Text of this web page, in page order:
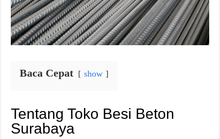
Baca Cepat show
Tentang Toko Besi Beton
Surabaya